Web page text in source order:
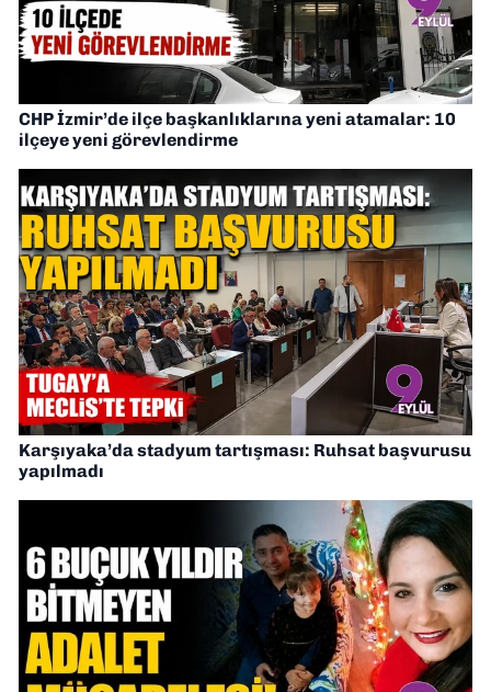
CHP İzmir’de ilçe başkanlıklarına yeni atamalar: 10
ilçeye yeni görevlendirme
Karşıyaka’da stadyum tartışması: Ruhsat başvurusu
yapılmadı